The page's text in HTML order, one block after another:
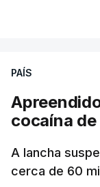
PAÍS
cocaína
A lancha
cerca de 60